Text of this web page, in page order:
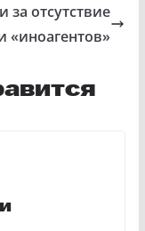
отсутствие
«иноагентов»